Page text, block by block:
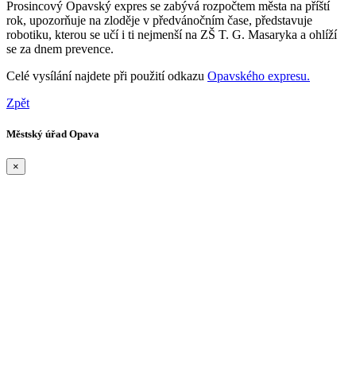
Prosincový Opavský expres se zabývá rozpočtem města na příští
rok, upozorňuje na zloděje v předvánočním čase, představuje
robotiku, kterou se učí i ti nejmenší na ZŠ T. G. Masaryka a ohlíží
se za dnem prevence.
Celé vysílání najdete při použití odkazu Opavského expresu.
Zpět
Městský úřad Opava
×